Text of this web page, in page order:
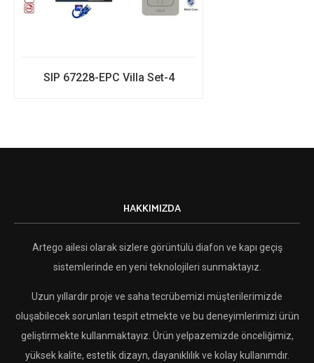
SIP 67228-EPC Villa Set-4
HAKKIMIZDA
Artego ailesi olarak sizlere görüntülü diafon ve kapı geçiş
sistemlerinde en yeni teknolojileri sunmaktayız.
Uzun yıllardır proje ve saha tecrübemizi müşterilerimizde
oluşabilecek sorunları tespit etmekte ve bu deneyimlerimizi ürün
geliştirmekte kullanmaktayız. Ürün yelpazemizde önceliğimiz,
yüksek kalite, estetik dizayn, dayanıklılık ve kolay kullanımdır.